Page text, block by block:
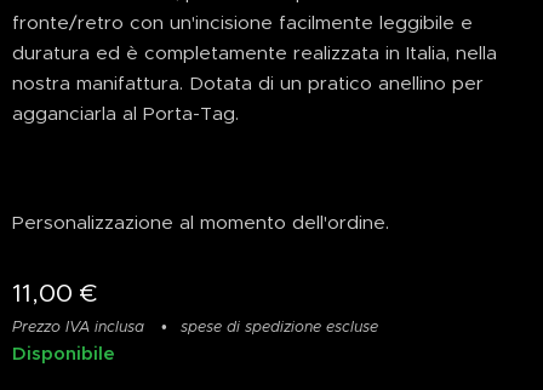
fronte/retro con un'incisione facilmente leggibile e
duratura ed è completamente realizzata in Italia, nella
nostra manifattura. Dotata di un pratico anellino per
agganciarla al Porta-Tag.
Personalizzazione al momento dell'ordine.
11,00 €
Prezzo IVA inclusa spese di spedizione escluse
Disponibile